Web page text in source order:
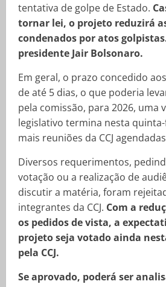
tentativa de golpe de Estado.
tornar lei, o projeto reduzirá
condenados por atos
presidente Jair Bolsonaro.
Em geral, o prazo concedido
de até 5 dias, o que poderia
pela comissão, para 2026, uma
legislativo termina nesta
mais reuniões da CCJ
Diversos requerimentos,
votação ou a realização de
discutir a matéria, foram
integrantes da CCJ. Com a
os pedidos de vista, a
projeto seja votado ainda
pela CCJ.
Se aprovado, poderá ser